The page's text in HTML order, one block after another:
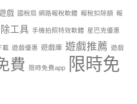
戲 國稅局 網路報稅軟體 報稅扣除額 報
工具 手機拍照特效軟體 星巴克優惠
載 遊戲優惠 遊戲庫 遊戲推薦 遊戲
費 限時免費app
限時免